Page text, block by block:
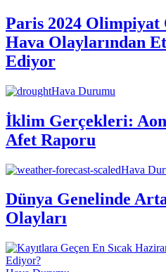
Paris 2024 Olimpiyat
Hava Olaylarından
Ediyor
Hava Durumu
İklim Gerçekleri:
Afet Raporu
Hava
Dünya Genelinde
Olayları